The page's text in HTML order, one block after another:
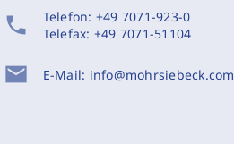
phone Telefon: +49 7071-923-0
Telefax: +49 7071-51104
mail E-Mail: info@mohrsiebeck.com